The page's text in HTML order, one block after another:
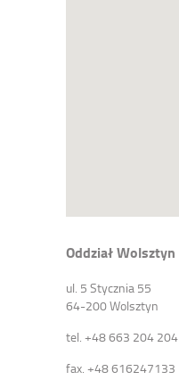
Oddział Wolsztyn
ul. 5 Stycznia 55
64-200 Wolsztyn
tel. +48 663 204 204
fax. +48 616247133